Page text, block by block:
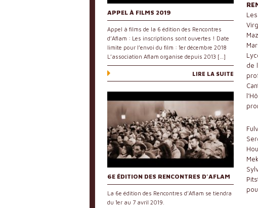
de
APPEL À FILMS 2019
Appel à films de la 6 édition des Rencontres
d’Aflam : Les inscriptions sont ouvertes ! Date
limite pour l’envoi du film : 1er décembre 2018
L’association Aflam organise depuis 2013 […]
LIRE LA SUITE
6E ÉDITION DES RENCONTRES D’AFLAM
La 6e édition des Rencontres d’Aflam se tiendra
du 1er au 7 avril 2019.